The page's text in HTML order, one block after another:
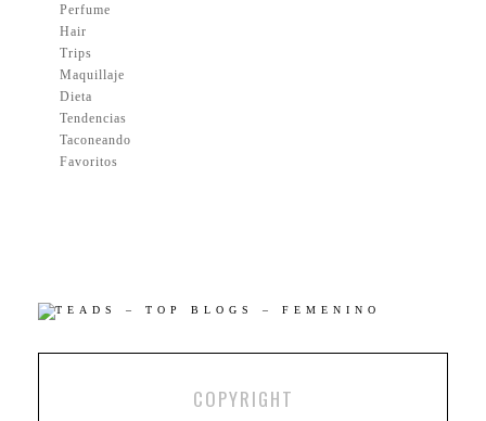
Perfume
Hair
Trips
Maquillaje
Dieta
Tendencias
Taconeando
Favoritos
COPYRIGHT